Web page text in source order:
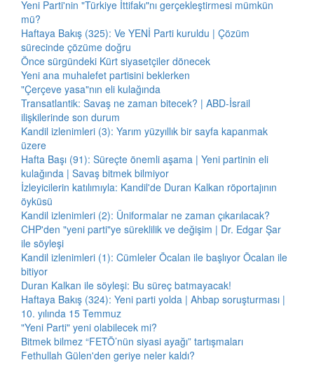
Yeni Parti'nin "Türkiye İttifakı"nı gerçekleştirmesi mümkün
mü?
Haftaya Bakış (325): Ve YENİ Parti kuruldu | Çözüm
sürecinde çözüme doğru
Önce sürgündeki Kürt siyasetçiler dönecek
Yeni ana muhalefet partisini beklerken
"Çerçeve yasa"nın eli kulağında
Transatlantik: Savaş ne zaman bitecek? | ABD-İsrail
ilişkilerinde son durum
Kandil izlenimleri (3): Yarım yüzyıllık bir sayfa kapanmak
üzere
Hafta Başı (91): Süreçte önemli aşama | Yeni partinin eli
kulağında | Savaş bitmek bilmiyor
İzleyicilerin katılımıyla: Kandil'de Duran Kalkan röportajının
öyküsü
Kandil izlenimleri (2): Üniformalar ne zaman çıkarılacak?
CHP'den "yeni parti"ye süreklilik ve değişim | Dr. Edgar Şar
ile söyleşi
Kandil izlenimleri (1): Cümleler Öcalan ile başlıyor Öcalan ile
bitiyor
Duran Kalkan ile söyleşi: Bu süreç batmayacak!
Haftaya Bakış (324): Yeni parti yolda | Ahbap soruşturması |
10. yılında 15 Temmuz
"Yeni Parti" yeni olabilecek mi?
Bitmek bilmez “FETÖ’nün siyasi ayağı” tartışmaları
Fethullah Gülen'den geriye neler kaldı?